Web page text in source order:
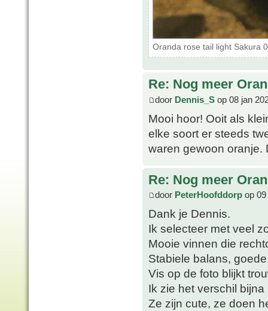
Oranda rose tail light Sakura
Re: Nog meer
door Dennis_S op 08 jan
Mooi hoor! Ooit als
elke soort er steeds
waren gewoon oranje.
Re: Nog meer
door PeterHoofddorp op
Dank je Dennis.
Ik selecteer met veel
Mooie vinnen die
Stabiele balans,
Vis op de foto blijkt
Ik zie het verschil
Ze zijn cute, ze doen